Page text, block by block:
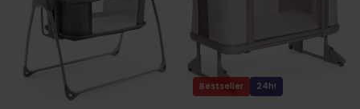
Bestseller 24h!